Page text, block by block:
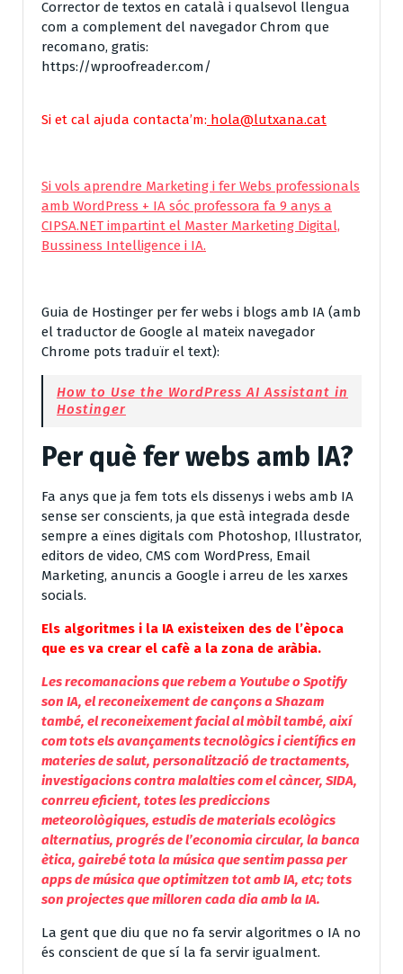
Corrector de textos en català i qualsevol llengua
com a complement del navegador Chrom que
recomano, gratis:
https://wproofreader.com/
Si et cal ajuda contacta’m: hola@lutxana.cat
Si vols aprendre Marketing i fer Webs professionals
amb WordPress + IA sóc professora fa 9 anys a
CIPSA.NET impartint el Master Marketing Digital,
Bussiness Intelligence i IA.
Guia de Hostinger per fer webs i blogs amb IA (amb
el traductor de Google al mateix navegador
Chrome pots traduïr el text):
How to Use the WordPress AI Assistant in
Hostinger
Per què fer webs amb IA?
Fa anys que ja fem tots els dissenys i webs amb IA
sense ser conscients, ja que està integrada desde
sempre a eïnes digitals com Photoshop, Illustrator,
editors de video, CMS com WordPress, Email
Marketing, anuncis a Google i arreu de les xarxes
socials.
Els algoritmes i la IA existeixen des de l’època
que es va crear el cafè a la zona de aràbia.
Les recomanacions que rebem a Youtube o Spotify
son IA, el reconeixement de cançons a Shazam
també, el reconeixement facial al mòbil també, així
com tots els avançaments tecnològics i científics en
materies de salut, personalització de tractaments,
investigacions contra malalties com el càncer, SIDA,
conrreu eficient, totes les prediccions
meteorològiques, estudis de materials ecològics
alternatius, progrés de l’economia circular, la banca
ètica, gairebé tota la música que sentim passa per
apps de música que optimitzen tot amb IA, etc; tots
son projectes que milloren cada dia amb la IA.
La gent que diu que no fa servir algoritmes o IA no
és conscient de que sí la fa servir igualment.